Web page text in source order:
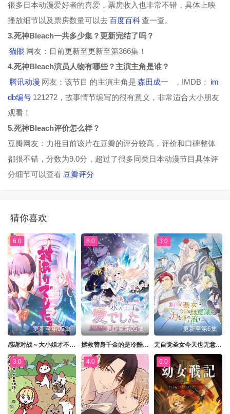
第129集 第130集 第131集
第133集 第134集 第135集
第137集 第138集 第139集
第141集 第142集 第143集 第144集
第149集 第150集
第153集 第154集 第155集 第156集
第157集 第158集
第165集
第169集 第170集 第171集 第172集
第173集 第174集 第175集 第176集
第177集 第178集 第179集 第180集
第181集 第182集 第183集 第184集
第185集 第186集 第187集 第188集
第189集 第190集 第191集 第192集
第193集 第194集 第195集 第196集
第197集 第198集 第199集 第200集
第201集 第202集 第203集 第204集
很多日本动漫爱好者的喜爱，票房收入也非常不错，具体上映
播放细节以及票房数量可以去百度百科查一查。
3.死神Bleach一共多少集？更新完结了吗？
猫眼 网友：目前更新至更新至第366集！
4.死神Bleach演员人物有哪些？主演主角是谁？
腾讯动漫 网友：该节目 的主演主角是 森田成一 ，IMDB： im
db编号 121272，故事情节编写的很有意义，非常适合大小朋友
观看！
5.死神Bleach评价怎么样？
豆瓣网友：力推目前该片在豆瓣的评分较高，评价和口碑整体
都很不错，分数为9.0分，超过了很多同类日本动漫节目具体评
分细节可以查看 豆瓣评分
猜你喜欢
6.0
更新至第05集
感谢对战～大小姐才不玩格斗游戏～
8.0
更新至第05集
拯救替身千金的是冷酷无情冰之王子的爱
3.0
更新至第6集
无自觉圣女今天也无意识地释放力量
3.0 4.0 6.0